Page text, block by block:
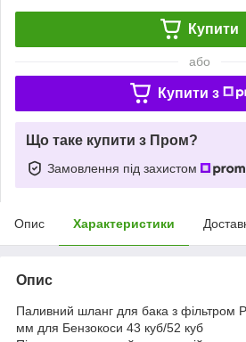
Купити
або
Купити з
Що таке купити з Пром?
Замовлення під захистом
Опис Характеристики
Опис
Паливний шланг для бака з фільтром
мм для Бензокоси 43 куб/52 куб